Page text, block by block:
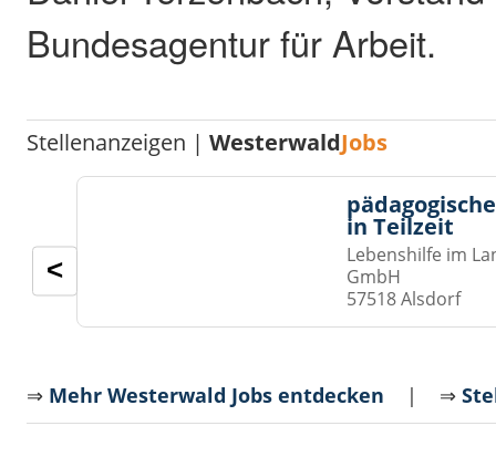
Bundesagentur für Arbeit.
Stellenanzeigen |WesterwaldJobs
in Teilzeit
Lebenshilfe im
GmbH
57518 Alsdorf
<
⇒ Mehr Westerwald Jobs entdecken | ⇒